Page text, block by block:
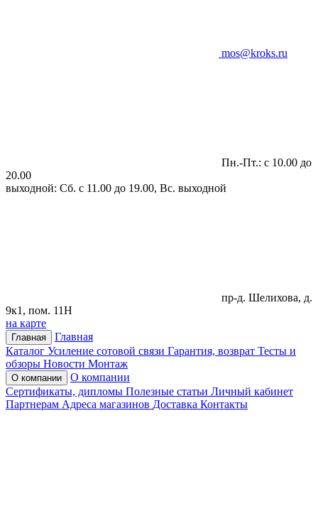
mos@kroks.ru
Пн.-Пт.: с 10.00 до
20.00
выходной: Сб. с 11.00 до 19.00, Вс. выходной
пр-д. Шелихова, д.
9к1, пом. 11Н
на карте
Главная
Главная
Каталог Усиление сотовой связи Гарантия, возврат Тесты и
обзоры Новости Монтаж
О компании
О компании
Сертификаты, дипломы Полезные статьи Личный кабинет
Партнерам Адреса магазинов Доставка Контакты